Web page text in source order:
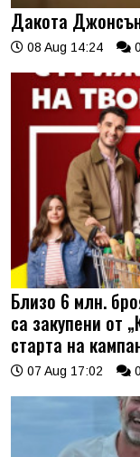
Дакота
08 Aug 14:24 0
Близо 6 млн.
са закупени от
старта на
07 Aug 17:02 0